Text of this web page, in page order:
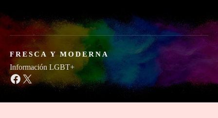
a
l
a
l
FRESCA Y MODERNA
Información LGBT+
Facebook X